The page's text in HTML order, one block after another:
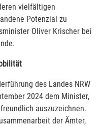
vielfältigen
Potenzial zu
Oliver Krischer bei
des Landes NRW
2024 dem Minister,
auszuzeichnen.
der Ämter,